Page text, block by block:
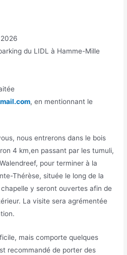
du LIDL à Hamme-Mille
, en mentionnant le
nous entrerons dans le bois
4 km,en passant par les tumuli,
pour terminer à la
Thérèse, située le long de la
y seront ouvertes afin de
La visite sera agrémentée
mais comporte quelques
recommandé de porter des